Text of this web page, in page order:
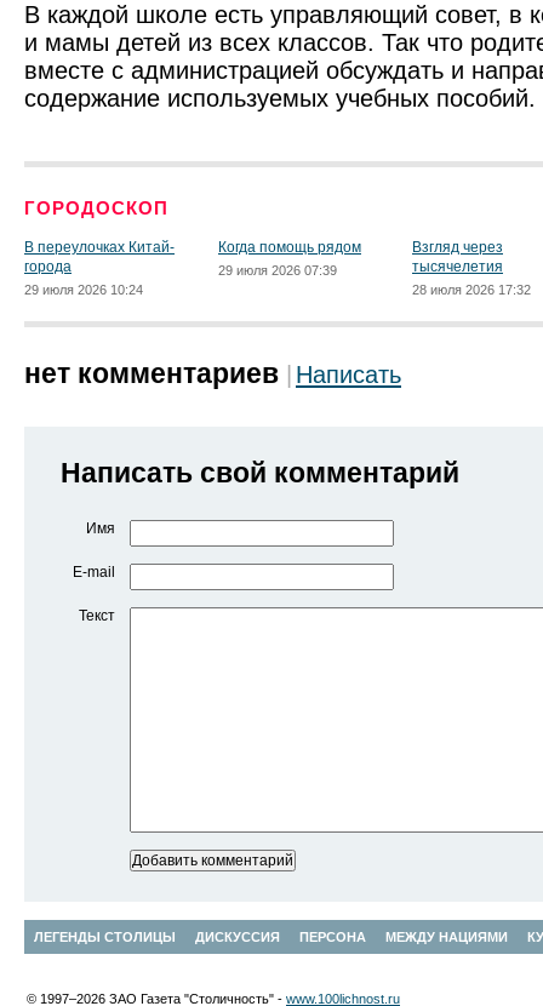
В каждой школе есть управляющий совет, в
и мамы детей из всех классов. Так что
вместе с администрацией обсуждать и
содержание используемых учебных пособий.
ГОРОДОСКОП
В переулочках Китай-
города
29 июля 2026 10:24
Когда помощь рядом
29 июля 2026 07:39
Взгляд через
тысячелетия
28 июля 2026 17:32
нет комментариев Написать
Написать свой комментарий
Имя
E-mail
Текст
ЛЕГЕНДЫ СТОЛИЦЫ ДИСКУССИЯ ПЕРСОНА МЕЖДУ НАЦИЯМИ
© 1997–2026 ЗАО Газета "Столичность" - www.100lichnost.ru